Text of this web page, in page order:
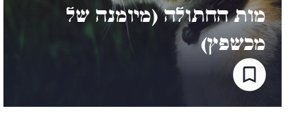
מות החתולה (מיומנה של
מכשֶפֶץ)